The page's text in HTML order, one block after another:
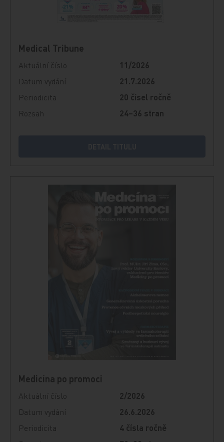
Medical Tribune
Aktuální číslo
11/2026
Datum vydání
21.7.2026
Periodicita
20 čísel ročně
Rozsah
24–36 stran
Medicína po promoci
Aktuální číslo
2/2026
Datum vydání
26.6.2026
Periodicita
4 čísla ročně